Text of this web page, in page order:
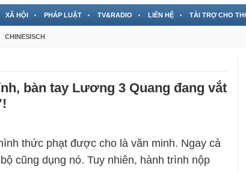
XÃ HỘI PHÁP LUẬT TV&RADIO LIÊN HỆ TÀI TRỢ CHO
CHINESISCH
bàn tay Lương 3 Quang đang vắt
thức phạt được cho là văn minh. Ngay cả
cũng dụng nó. Tuy nhiên, hành trình nộp